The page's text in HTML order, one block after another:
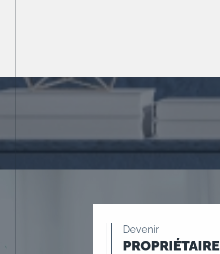
Devenir
PROPRIÉTAIRE